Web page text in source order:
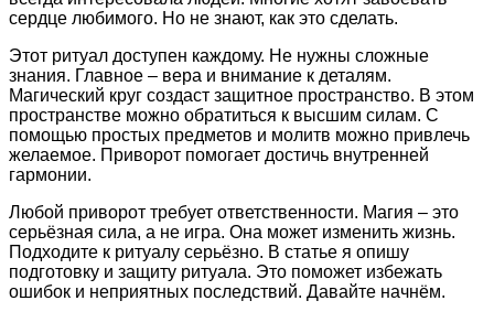
сердце любимого. Но не знают, как это сделать.
Этот ритуал доступен каждому. Не нужны сложные
знания. Главное – вера и внимание к деталям.
Магический круг создаст защитное пространство. В этом
пространстве можно обратиться к высшим силам. С
помощью простых предметов и молитв можно привлечь
желаемое. Приворот помогает достичь внутренней
гармонии.
Любой приворот требует ответственности. Магия – это
серьёзная сила, а не игра. Она может изменить жизнь.
Подходите к ритуалу серьёзно. В статье я опишу
подготовку и защиту ритуала. Это поможет избежать
ошибок и неприятных последствий. Давайте начнём.